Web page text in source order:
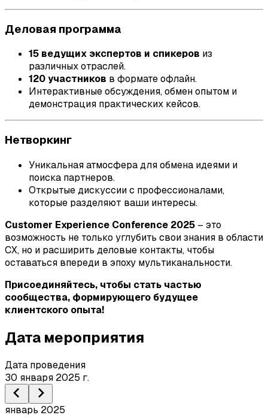
Деловая программа
15 ведущих экспертов и спикеров из
различных отраслей.
120 участников в формате офлайн.
Интерактивные обсуждения, обмен опытом и
демонстрация практических кейсов.
Нетворкинг
Уникальная атмосфера для обмена идеями и
поиска партнеров.
Открытые дискуссии с профессионалами,
которые разделяют ваши интересы.
Customer Experience Conference 2025 – это
возможность не только углубить свои знания в области
CX, но и расширить деловые контакты, чтобы
оставаться впереди в эпоху мультиканальности.
Присоединяйтесь, чтобы стать частью
сообщества, формирующего будущее
клиентского опыта!
Дата мероприятия
Дата проведения
30 января 2025 г.
январь 2025